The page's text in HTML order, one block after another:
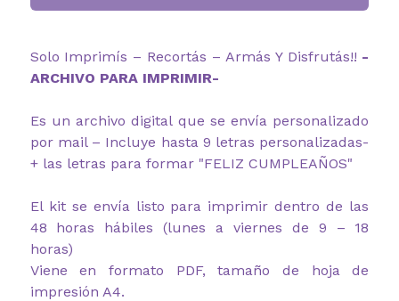
Solo Imprimís – Recortás – Armás Y Disfrutás!! -
ARCHIVO PARA IMPRIMIR-
Es un archivo digital que se envía personalizado
por mail – Incluye hasta 9 letras personalizadas-
+ las letras para formar "FELIZ CUMPLEAÑOS"
El kit se envía listo para imprimir dentro de las
48 horas hábiles (lunes a viernes de 9 – 18
horas)
Viene en formato PDF, tamaño de hoja de
impresión A4.